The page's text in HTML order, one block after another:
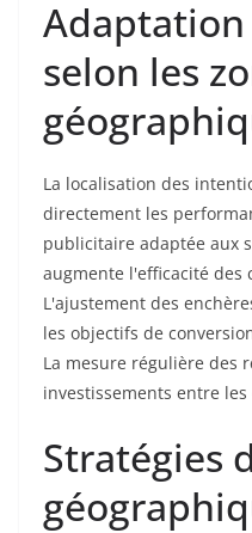
Adaptation
selon les
La localisation des
directement les
publicitaire adaptée aux
augmente l'efficacité des
L'ajustement des
les objectifs de
La mesure régulière des
investissements entre
Stratégies